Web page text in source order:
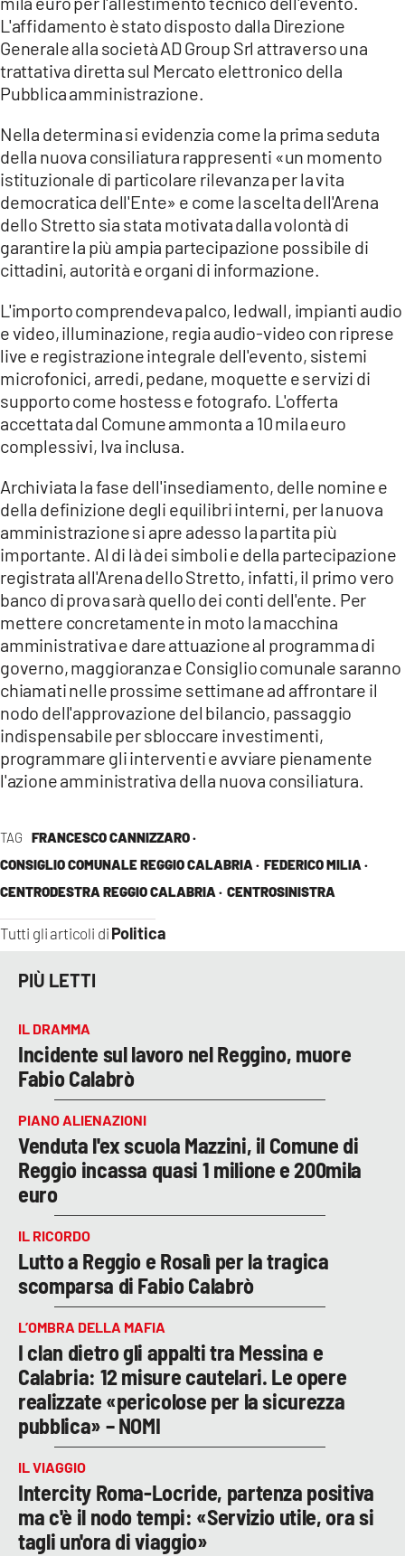
TAG
FRANCESCO CANNIZZARO ·
CONSIGLIO COMUNALE REGGIO CALABRIA · FEDERICO MILIA ·
CENTRODESTRA REGGIO CALABRIA · CENTROSINISTRA
Tutti gli articoli di Politica
L'affidamento è stato disposto dalla Direzione
Generale alla società AD Group Srl attraverso una
trattativa diretta sul Mercato elettronico della
Pubblica amministrazione.
Nella determina si evidenzia come la prima seduta
della nuova consiliatura rappresenti «un momento
istituzionale di particolare rilevanza per la vita
democratica dell'Ente» e come la scelta dell'Arena
dello Stretto sia stata motivata dalla volontà di
garantire la più ampia partecipazione possibile di
cittadini, autorità e organi di informazione.
L'importo comprendeva palco, ledwall, impianti audio
e video, illuminazione, regia audio-video con riprese
live e registrazione integrale dell'evento, sistemi
microfonici, arredi, pedane, moquette e servizi di
supporto come hostess e fotografo. L'offerta
accettata dal Comune ammonta a 10 mila euro
complessivi, Iva inclusa.
Archiviata la fase dell'insediamento, delle nomine e
della definizione degli equilibri interni, per la nuova
amministrazione si apre adesso la partita più
importante. Al di là dei simboli e della partecipazione
registrata all'Arena dello Stretto, infatti, il primo vero
banco di prova sarà quello dei conti dell'ente. Per
mettere concretamente in moto la macchina
amministrativa e dare attuazione al programma di
governo, maggioranza e Consiglio comunale saranno
chiamati nelle prossime settimane ad affrontare il
nodo dell'approvazione del bilancio, passaggio
indispensabile per sbloccare investimenti,
programmare gli interventi e avviare pienamente
l'azione amministrativa della nuova consiliatura.
PIÙ LETTI
IL DRAMMA
Incidente sul lavoro nel Reggino, muore
Fabio Calabrò
PIANO ALIENAZIONI
Venduta l'ex scuola Mazzini, il Comune di
Reggio incassa quasi 1 milione e 200mila
euro
IL RICORDO
Lutto a Reggio e Rosalì per la tragica
scomparsa di Fabio Calabrò
L’OMBRA DELLA MAFIA
I clan dietro gli appalti tra Messina e
Calabria: 12 misure cautelari. Le opere
realizzate «pericolose per la sicurezza
pubblica» – NOMI
IL VIAGGIO
Intercity Roma-Locride, partenza positiva
ma c'è il nodo tempi: «Servizio utile, ora si
tagli un'ora di viaggio»